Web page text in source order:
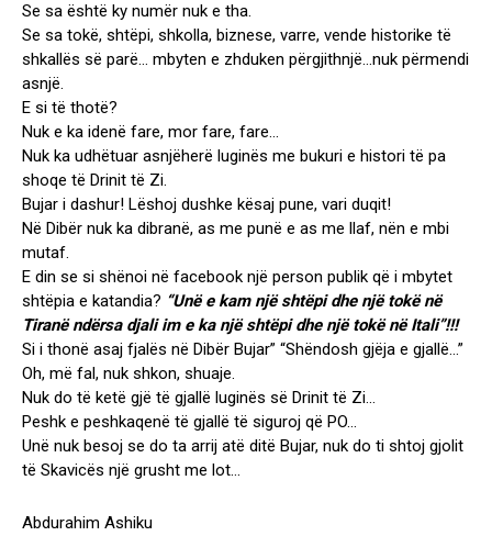
Se sa është ky numër nuk e tha.
Se sa tokë, shtëpi, shkolla, biznese, varre, vende historike të
shkallës së parë… mbyten e zhduken përgjithnjë…nuk përmendi
asnjë.
E si të thotë?
Nuk e ka idenë fare, mor fare, fare…
Nuk ka udhëtuar asnjëherë luginës me bukuri e histori të pa
shoqe të Drinit të Zi.
Bujar i dashur! Lëshoj dushke kësaj pune, vari duqit!
Në Dibër nuk ka dibranë, as me punë e as me llaf, nën e mbi
mutaf.
E din se si shënoi në facebook një person publik që i mbytet
shtëpia e katandia? “Unë e kam një shtëpi dhe një tokë në
Tiranë ndërsa djali im e ka një shtëpi dhe një tokë në Itali”!!!
Si i thonë asaj fjalës në Dibër Bujar” “Shëndosh gjëja e gjallë…”
Oh, më fal, nuk shkon, shuaje.
Nuk do të ketë gjë të gjallë luginës së Drinit të Zi…
Peshk e peshkaqenë të gjallë të siguroj që PO…
Unë nuk besoj se do ta arrij atë ditë Bujar, nuk do ti shtoj gjolit
të Skavicës një grusht me lot…
Abdurahim Ashiku